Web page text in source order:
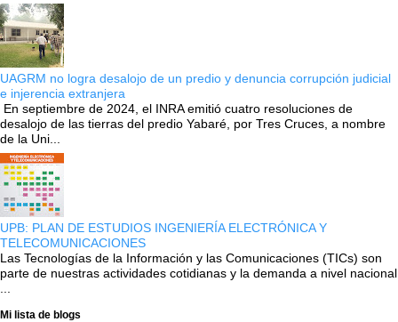
UAGRM no logra desalojo de un predio y denuncia corrupción judicial
e injerencia extranjera
En septiembre de 2024, el INRA emitió cuatro resoluciones de
desalojo de las tierras del predio Yabaré, por Tres Cruces, a nombre
de la Uni...
UPB: PLAN DE ESTUDIOS INGENIERÍA ELECTRÓNICA Y
TELECOMUNICACIONES
Las Tecnologías de la Información y las Comunicaciones (TICs) son
parte de nuestras actividades cotidianas y la demanda a nivel nacional
Mi lista de blogs